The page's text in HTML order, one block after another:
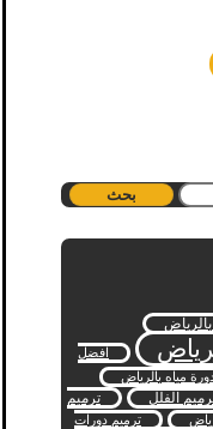
افضل
مياه بالرياض
الفلل
ترميم
ترميم دورات